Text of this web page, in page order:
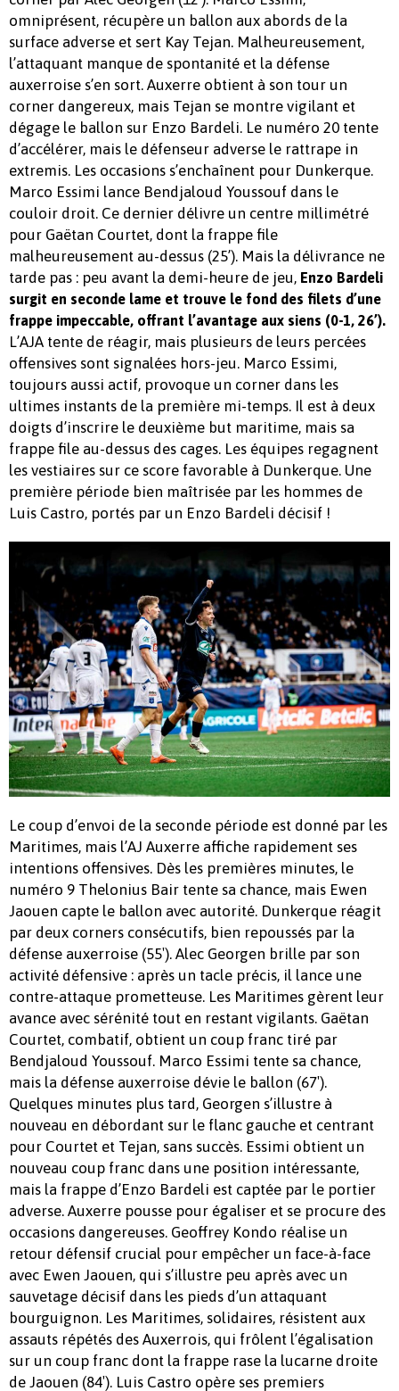
omniprésent, récupère un ballon aux abords de la
surface adverse et sert Kay Tejan. Malheureusement,
l’attaquant manque de spontanité et la défense
auxerroise s’en sort. Auxerre obtient à son tour un
corner dangereux, mais Tejan se montre vigilant et
dégage le ballon sur Enzo Bardeli. Le numéro 20 tente
d’accélérer, mais le défenseur adverse le rattrape in
extremis. Les occasions s’enchaînent pour Dunkerque.
Marco Essimi lance Bendjaloud Youssouf dans le
couloir droit. Ce dernier délivre un centre millimétré
pour Gaëtan Courtet, dont la frappe file
malheureusement au-dessus (25’). Mais la délivrance ne
tarde pas : peu avant la demi-heure de jeu, Enzo Bardeli
surgit en seconde lame et trouve le fond des filets d’une
frappe impeccable, offrant l’avantage aux siens (0-1, 26’).
L’AJA tente de réagir, mais plusieurs de leurs percées
offensives sont signalées hors-jeu. Marco Essimi,
toujours aussi actif, provoque un corner dans les
ultimes instants de la première mi-temps. Il est à deux
doigts d’inscrire le deuxième but maritime, mais sa
frappe file au-dessus des cages. Les équipes regagnent
les vestiaires sur ce score favorable à Dunkerque. Une
première période bien maîtrisée par les hommes de
Luis Castro, portés par un Enzo Bardeli décisif !
Le coup d’envoi de la seconde période est donné par les
Maritimes, mais l’AJ Auxerre affiche rapidement ses
intentions offensives. Dès les premières minutes, le
numéro 9 Thelonius Bair tente sa chance, mais Ewen
Jaouen capte le ballon avec autorité. Dunkerque réagit
par deux corners consécutifs, bien repoussés par la
défense auxerroise (55′). Alec Georgen brille par son
activité défensive : après un tacle précis, il lance une
contre-attaque prometteuse. Les Maritimes gèrent leur
avance avec sérénité tout en restant vigilants. Gaëtan
Courtet, combatif, obtient un coup franc tiré par
Bendjaloud Youssouf. Marco Essimi tente sa chance,
mais la défense auxerroise dévie le ballon (67′).
Quelques minutes plus tard, Georgen s’illustre à
nouveau en débordant sur le flanc gauche et centrant
pour Courtet et Tejan, sans succès. Essimi obtient un
nouveau coup franc dans une position intéressante,
mais la frappe d’Enzo Bardeli est captée par le portier
adverse. Auxerre pousse pour égaliser et se procure des
occasions dangereuses. Geoffrey Kondo réalise un
retour défensif crucial pour empêcher un face-à-face
avec Ewen Jaouen, qui s’illustre peu après avec un
sauvetage décisif dans les pieds d’un attaquant
bourguignon. Les Maritimes, solidaires, résistent aux
assauts répétés des Auxerrois, qui frôlent l’égalisation
sur un coup franc dont la frappe rase la lucarne droite
de Jaouen (84′). Luis Castro opère ses premiers